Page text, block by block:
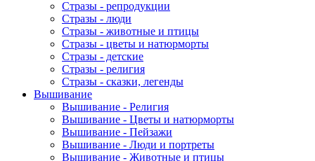
Стразы - репродукции
Стразы - люди
Стразы - животные и птицы
Стразы - цветы и натюрморты
Стразы - детские
Стразы - религия
Стразы - сказки, легенды
Вышивание
Вышивание - Религия
Вышивание - Цветы и натюрморты
Вышивание - Пейзажи
Вышивание - Люди и портреты
Вышивание - Животные и птицы